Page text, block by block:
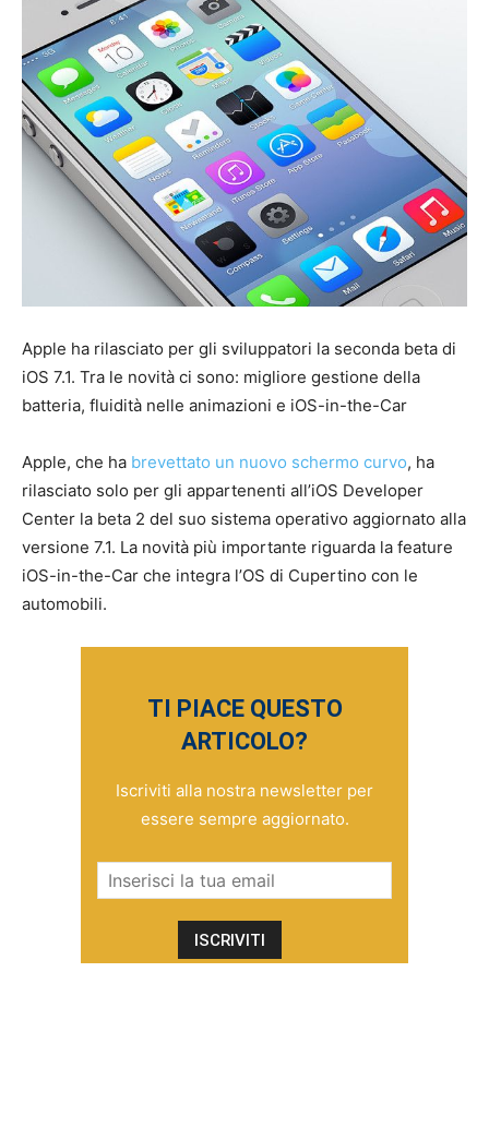
Apple ha rilasciato per gli sviluppatori la seconda beta di
iOS 7.1. Tra le novità ci sono: migliore gestione della
batteria, fluidità nelle animazioni e iOS-in-the-Car
Apple, che ha brevettato un nuovo schermo curvo, ha
rilasciato solo per gli appartenenti all’iOS Developer
Center la beta 2 del suo sistema operativo aggiornato alla
versione 7.1. La novità più importante riguarda la feature
iOS-in-the-Car che integra l’OS di Cupertino con le
automobili.
TI PIACE QUESTO
ARTICOLO?
Iscriviti alla nostra newsletter per
essere sempre aggiornato.